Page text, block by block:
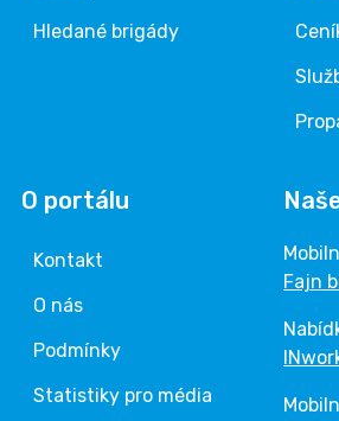
Hledané brigády
O portálu
Kontakt
O nás
Podmínky
Statistiky pro média
Fajn